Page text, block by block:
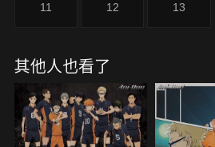
11 12 13
其他人也看了